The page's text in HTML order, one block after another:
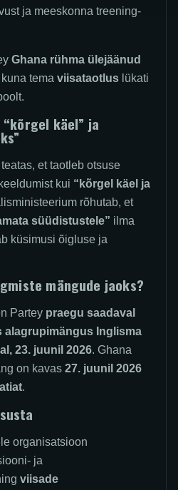
ja meeskonna treening-
Ghana rühma ülejäänud
tema viisataotlus lükati
käel” ja
teatas, et taotleb otsuse
kui “kõrgel käel ja
rõhutab, et
süüdistustele” ilma
küsimusi õigluse ja
mängude jaoks?
Partey praegu saadaval
alagrupimängus Inglisma
23. juunil 2026. Ghana
on kavas 27. juunil 2026
.
organisatsioon
ja
viisade